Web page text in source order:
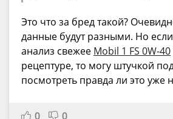
Это что за бред такой?
данные будут разными. Но
анализ свежее Mobil 1 FS 0W-40
рецептуре, то могу штучкой
посмотреть правда ли это уже
0 0